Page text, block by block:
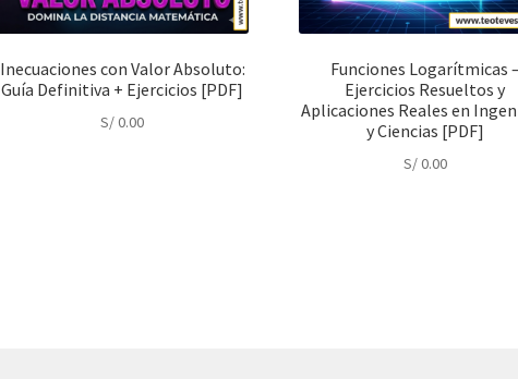
Inecuaciones con Valor Absoluto:
Guía Definitiva + Ejercicios [PDF]
S/0.00
Funciones Logarítmicas –
Ejercicios Resueltos y
Aplicaciones Reales en
y Ciencias [PDF]
S/0.00